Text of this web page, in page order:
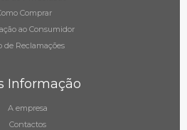
Comprar
ao Consumidor
de Reclamações
Informação
A empresa
Contactos